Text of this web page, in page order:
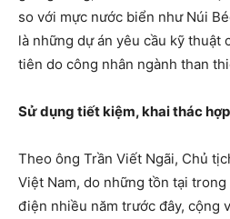
so với mực nước biển như Núi
là những dự án yêu cầu kỹ thuật
tiên do công nhân ngành than
Sử dụng tiết kiệm, khai thác
Theo ông Trần Viết Ngãi, Chủ
Việt Nam, do những tồn tại
điện nhiều năm trước đây, cộng